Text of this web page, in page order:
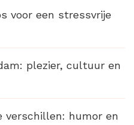
voor een stressvrije
plezier, cultuur en
verschillen: humor en